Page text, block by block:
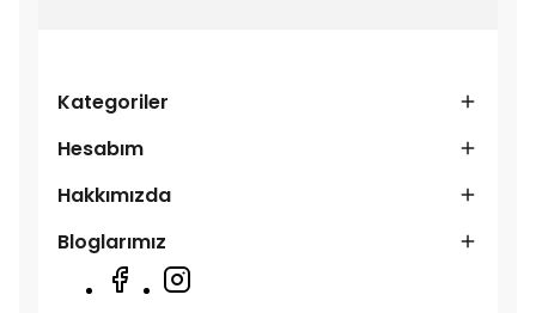
Kategoriler
Hesabım
Hakkımızda
Bloglarımız